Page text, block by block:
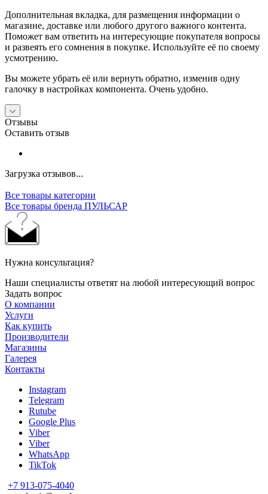
Дополнительная вкладка, для размещения информации о
магазине, доставке или любого другого важного контента.
Поможет вам ответить на интересующие покупателя вопросы
и развеять его сомнения в покупке. Используйте её по своему
усмотрению.
Вы можете убрать её или вернуть обратно, изменив одну
галочку в настройках компонента. Очень удобно.
Отзывы
Оставить отзыв
Загрузка отзывов...
Все товары категории
Все товары бренда ПУЛЬСАР
Нужна консультация?
Наши специалисты ответят на любой интересующий вопрос
Задать вопрос
О компании
Услуги
Как купить
Производители
Магазины
Галерея
Контакты
Instagram
Telegram
Rutube
Google Plus
Viber
Viber
WhatsApp
TikTok
+7 913-075-4040